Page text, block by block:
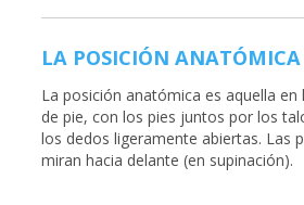
LA POSICIÓN ANATÓMICA
La posición anatómica es aquella
de pie, con los pies juntos por los
los dedos ligeramente abiertas. Las
miran hacia delante (en supinación).